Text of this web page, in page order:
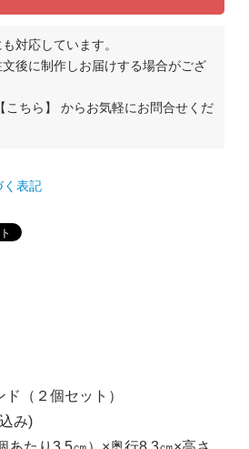
対応しています。
後に制作しお届けする場合がござ
【こちら】
からお気軽にお問合せくだ
く表記
（２個セット）
み)